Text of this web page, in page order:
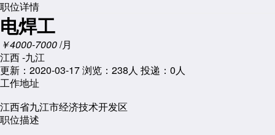
职位详情
电焊工
￥4000-7000/月
江西 -九江
更新：2020-03-17浏览： 238人 投递：0人
工作地址
江西省九江市经济技术开发区
职位描述